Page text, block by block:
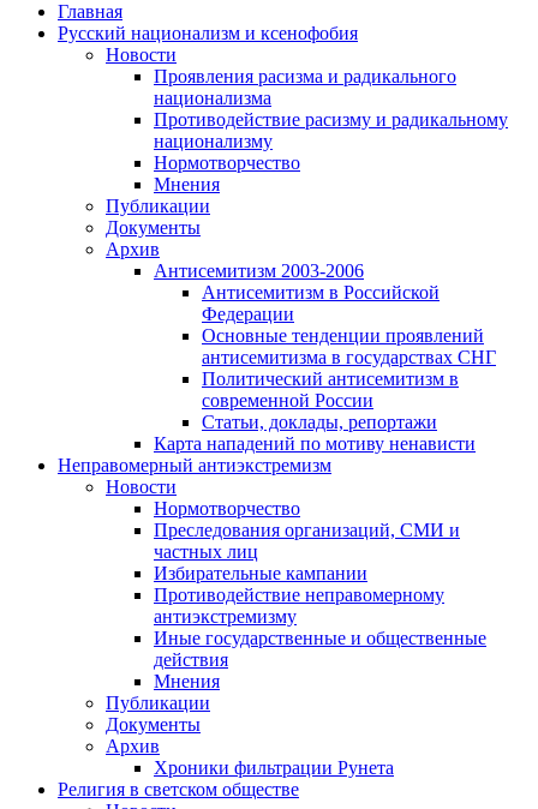
Главная
Русский национализм и ксенофобия
Новости
Проявления расизма и радикального
национализма
Противодействие расизму и радикальному
национализму
Нормотворчество
Мнения
Публикации
Документы
Архив
Антисемитизм 2003-2006
Антисемитизм в Российской
Федерации
Основные тенденции проявлений
антисемитизма в государствах СНГ
Политический антисемитизм в
современной России
Статьи, доклады, репортажи
Карта нападений по мотиву ненависти
Неправомерный антиэкстремизм
Новости
Нормотворчество
Преследования организаций, СМИ и
частных лиц
Избирательные кампании
Противодействие неправомерному
антиэкстремизму
Иные государственные и общественные
действия
Мнения
Публикации
Документы
Архив
Хроники фильтрации Рунета
Религия в светском обществе